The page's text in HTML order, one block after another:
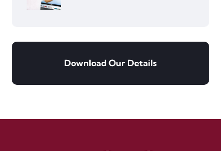
Download Our Details